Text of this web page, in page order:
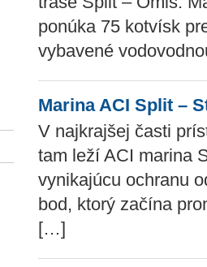
ponúka 75 kotvísk
vybavené
Marina ACI Split –
V najkrajšej časti
tam leží ACI marina
vynikajúcu ochranu
bod, ktorý začína
[…]